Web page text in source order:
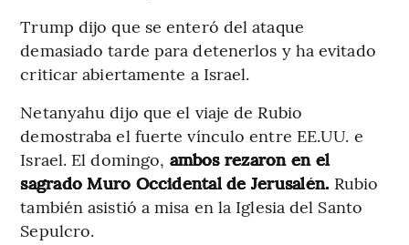
Trump dijo que se enteró del ataque
demasiado tarde para detenerlos y ha evitado
criticar abiertamente a Israel.
Netanyahu dijo que el viaje de Rubio
demostraba el fuerte vínculo entre EE.UU. e
Israel. El domingo, ambos rezaron en el
sagrado Muro Occidental de Jerusalén. Rubio
también asistió a misa en la Iglesia del Santo
Sepulcro.